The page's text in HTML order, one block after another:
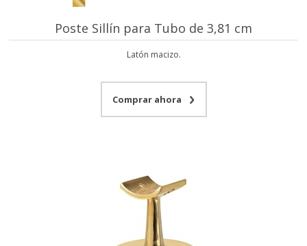
Poste Sillín para Tubo de 3,81 cm
Latón macizo.
Comprar ahora